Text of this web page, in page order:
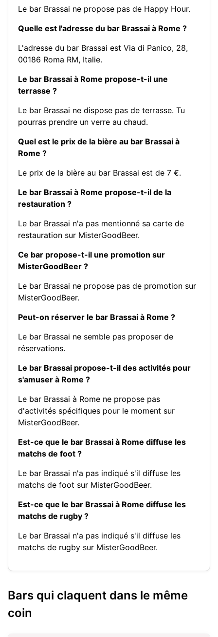
Le bar Brassai ne propose pas de Happy Hour.
Quelle est l'adresse du bar Brassai à Rome ?
L'adresse du bar Brassai est Via di Panico, 28,
00186 Roma RM, Italie.
Le bar Brassai à Rome propose-t-il une
terrasse ?
Le bar Brassai ne dispose pas de terrasse. Tu
pourras prendre un verre au chaud.
Quel est le prix de la bière au bar Brassai à
Rome ?
Le prix de la bière au bar Brassai est de 7 €.
Le bar Brassai à Rome propose-t-il de la
restauration ?
Le bar Brassai n'a pas mentionné sa carte de
restauration sur MisterGoodBeer.
Ce bar propose-t-il une promotion sur
MisterGoodBeer ?
Le bar Brassai ne propose pas de promotion sur
MisterGoodBeer.
Peut-on réserver le bar Brassai à Rome ?
Le bar Brassai ne semble pas proposer de
réservations.
Le bar Brassai propose-t-il des activités pour
s'amuser à Rome ?
Le bar Brassai à Rome ne propose pas
d'activités spécifiques pour le moment sur
MisterGoodBeer.
Est-ce que le bar Brassai à Rome diffuse les
matchs de foot ?
Le bar Brassai n'a pas indiqué s'il diffuse les
matchs de foot sur MisterGoodBeer.
Est-ce que le bar Brassai à Rome diffuse les
matchs de rugby ?
Le bar Brassai n'a pas indiqué s'il diffuse les
matchs de rugby sur MisterGoodBeer.
Bars qui claquent dans le même
coin